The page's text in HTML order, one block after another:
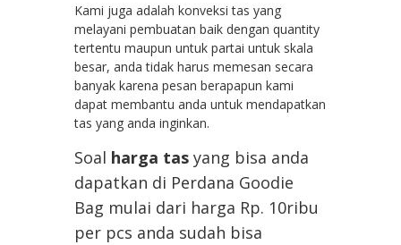
Kami juga adalah konveksi tas yang
melayani pembuatan baik dengan quantity
tertentu maupun untuk partai untuk skala
besar, anda tidak harus memesan secara
banyak karena pesan berapapun kami
dapat membantu anda untuk mendapatkan
tas yang anda inginkan.
Soal harga tas yang bisa anda
dapatkan di Perdana Goodie
Bag mulai dari harga Rp. 10ribu
per pcs anda sudah bisa